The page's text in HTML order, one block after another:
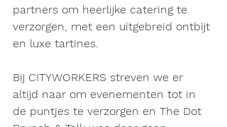
partners om heerlijke catering te
verzorgen, met een uitgebreid ontbijt
en luxe tartines.
Bij CITYWORKERS streven we er
altijd naar om evenementen tot in
de puntjes te verzorgen en The Dot